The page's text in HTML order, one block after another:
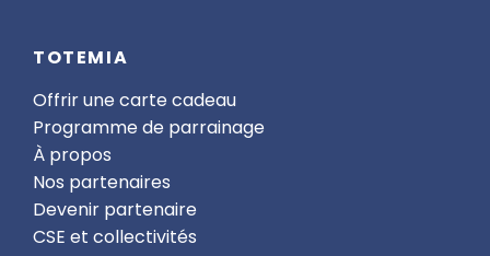
TOTEMIA
Offrir une carte cadeau
Programme de parrainage
À propos
Nos partenaires
Devenir partenaire
CSE et collectivités